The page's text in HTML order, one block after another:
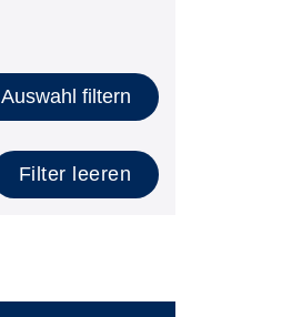
Auswahl filtern
Filter leeren